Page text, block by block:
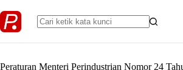
to
content
Peraturan Menteri Perindustrian Nomor 24